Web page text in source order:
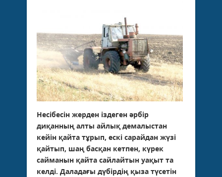
Несібесін жерден іздеген әрбір
диқанның алты айлық демалыстан
кейін қайта тұрып, ескі сарайдан жүзі
қайтып, шаң басқан кетпен, күрек
сайманын қайта сайлайтын уақыт та
келді. Даладағы дүбірдің қыза түсетін